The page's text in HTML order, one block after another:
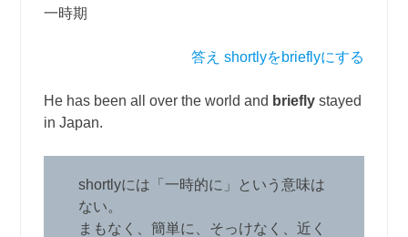
一時期
答え shortlyをbrieflyにする
He has been all over the world and brieflystayed
in Japan.
shortlyには「一時的に」という意味は
ない。
まもなく、簡単に、そっけなく、近く